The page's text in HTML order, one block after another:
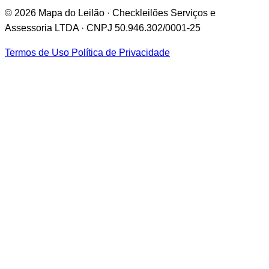
© 2026 Mapa do Leilão · Checkleilões Serviços e
Assessoria LTDA · CNPJ 50.946.302/0001-25
Termos de Uso Política de Privacidade